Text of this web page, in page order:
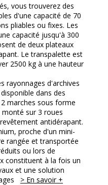
vous trouverez des
d'une capacité de 70
pliables ou fixes. Les
capacité jusqu'à 300
de deux plateaux
Le transpalette est
2500 kg à une hauteur
rayonnages d'archives
dans des
marches sous forme
sur 3 roues
antidérapant.
proche d'un mini-
rangée et transportée
ou lors de
constituent à la fois un
et une solution
> En savoir +